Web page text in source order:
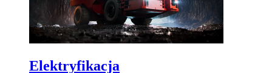
Elektryfikacja